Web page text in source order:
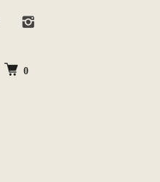
0